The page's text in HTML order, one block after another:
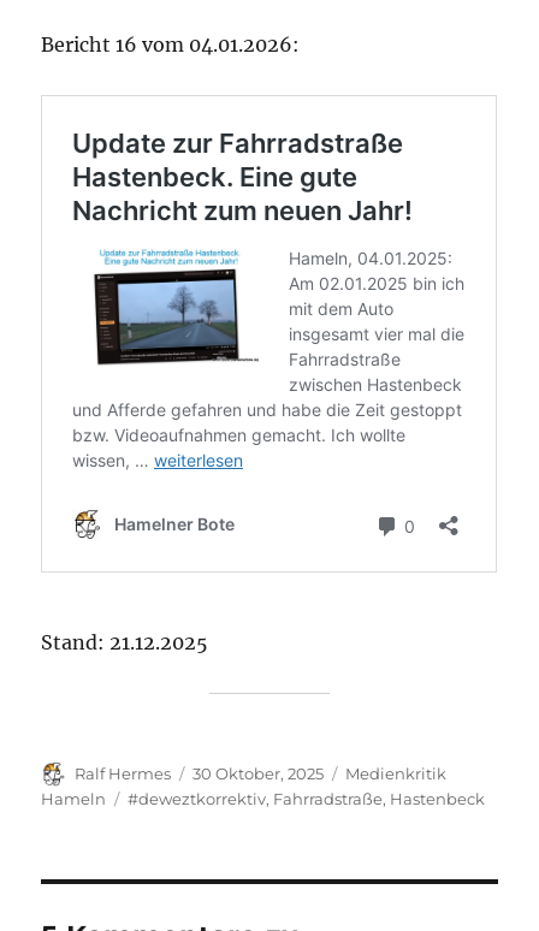
Bericht 16 vom 04.01.2026:
Stand: 21.12.2025
Autor
Ralf Hermes
Veröffentlicht
am
30 Oktober, 2025 Kategorien
Medienkritik
Hameln
Schlagwörter
#deweztkorrektiv, Fahrradstraße, Hastenbeck